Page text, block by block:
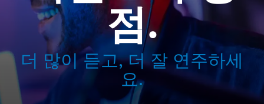
청문회
동글 및 송신기
부품 및 액세서리
점.
더 많이 듣고, 더 잘 연주하세
요.